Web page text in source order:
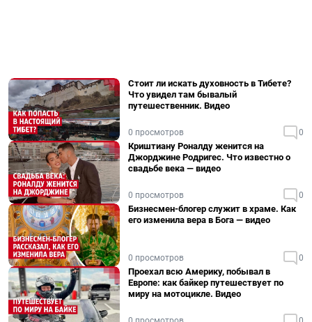
Стоит ли искать духовность в Тибете?
Что увидел там бывалый
путешественник. Видео
0 просмотров 0
Криштиану Роналду женится на
Джорджине Родригес. Что известно о
свадьбе века — видео
0 просмотров 0
Бизнесмен-блогер служит в храме. Как
его изменила вера в Бога — видео
0 просмотров 0
Проехал всю Америку, побывал в
Европе: как байкер путешествует по
миру на мотоцикле. Видео